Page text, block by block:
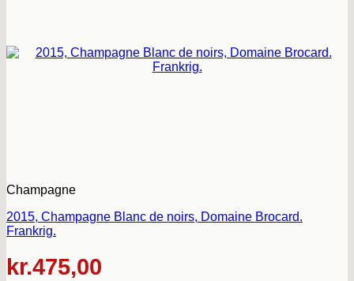
Champagne
2015, Champagne Blanc de noirs, Domaine Brocard.
Frankrig.
kr.475,00